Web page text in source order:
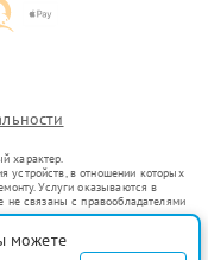
характер.
устройств, в отношении которых
Услуги оказываются в
не связаны с правообладателями
оборот в соответствии
можете